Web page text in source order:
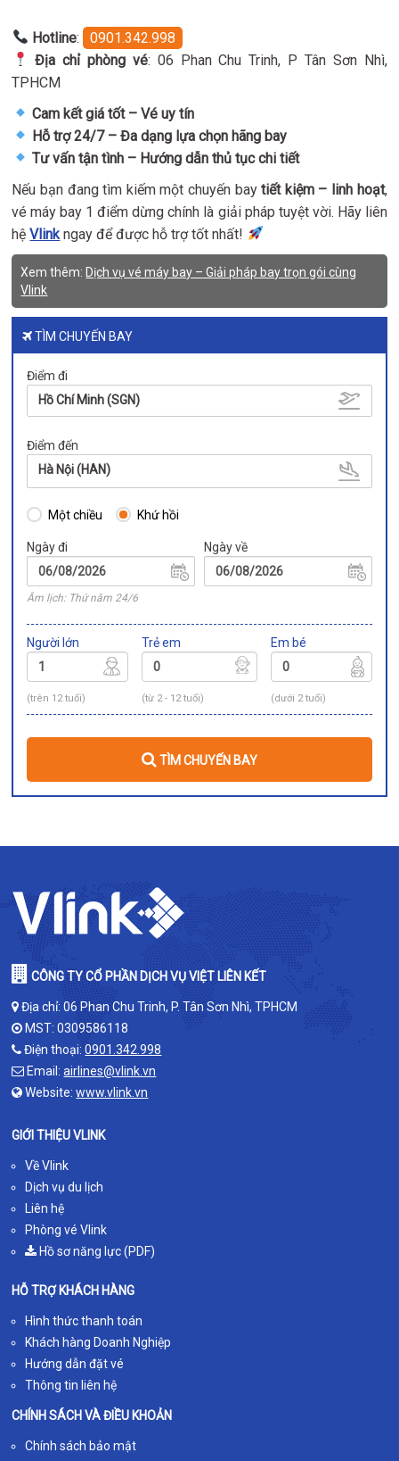
Hotline:
0901.342.998
Địa chỉ phòng vé: 06 Phan Chu Trinh, P Tân Sơn Nhì,
TPHCM
Cam kết giá tốt – Vé uy tín
Hỗ trợ 24/7 – Đa dạng lựa chọn hãng bay
Tư vấn tận tình – Hướng dẫn thủ tục chi tiết
Nếu bạn đang tìm kiếm một chuyến baytiết kiệm – linh hoạt,
vé máy bay 1 điểm dừng chính là giải pháp tuyệt vời. Hãy liên
hệVlink ngay để được hỗ trợ tốt nhất!
Xem thêm:Dịch vụ vé máy bay – Giải pháp bay trọn gói cùng
Vlink
TÌM CHUYẾN BAY
Điểm đi
Hồ Chí Minh (SGN)
Điểm đến
Hà Nội (HAN)
Một chiều Khứ hồi
Ngày đi
Âm lịch: Thứ năm 24/6
Ngày về
Người lớn
(trên 12 tuổi)
Trẻ em
(từ 2 - 12 tuổi)
Em bé
(dưới 2 tuổi)
TÌM CHUYẾN BAY
CÔNG TY CỔ PHẦN DỊCH VỤ VIỆT LIÊN KẾT
Địa chỉ: 06 Phan Chu Trinh, P. Tân Sơn Nhì, TPHCM
MST: 0309586118
Điện thoại:0901.342.998
Email:airlines@vlink.vn
Website:www.vlink.vn
GIỚI THIỆU VLINK
Về Vlink
Dịch vụ du lịch
Liên hệ
Phòng vé Vlink
Hồ sơ năng lực (PDF)
HỖ TRỢ KHÁCH HÀNG
Hình thức thanh toán
Khách hàng Doanh Nghiệp
Hướng dẫn đặt vé
Thông tin liên hệ
CHÍNH SÁCH VÀ ĐIỀU KHOẢN
Chính sách bảo mật